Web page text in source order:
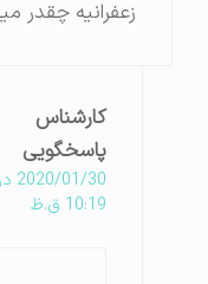
زعفرانیه چقدر میشه؟
کارشناس
پاسخگویی
2020/01/30 در
10:19 ق.ظ